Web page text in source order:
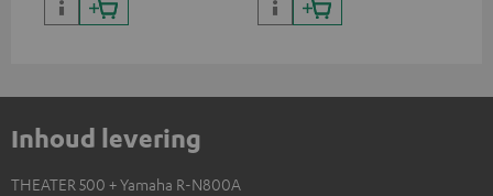
Inhoud levering
THEATER 500 + Yamaha R-N800A